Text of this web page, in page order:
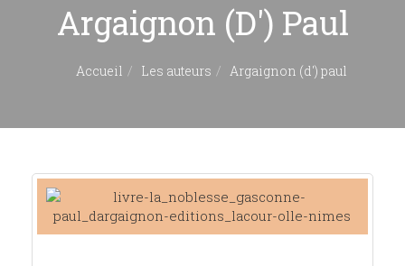
Argaignon (d') Paul
Accueil Les auteurs Argaignon (d') paul